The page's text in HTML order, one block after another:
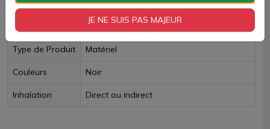
Fiche technique
Type de Produit Matériel
Couleurs Noir
Inhalation Direct ou indirect
JE NE SUIS PAS MAJEUR